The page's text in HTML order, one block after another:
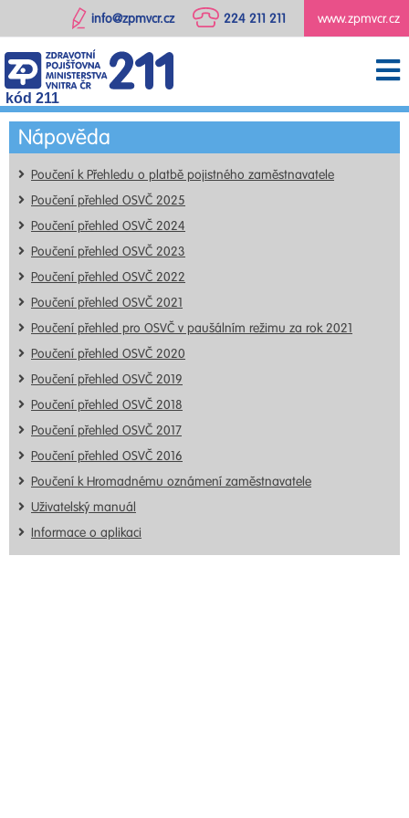
www.zpmvcr.cz
224 211 211
info@zpmvcr.cz
kód 211
Nápověda
Poučení k Přehledu o platbě pojistného zaměstnavatele
Poučení přehled OSVČ 2025
Poučení přehled OSVČ 2024
Poučení přehled OSVČ 2023
Poučení přehled OSVČ 2022
Poučení přehled OSVČ 2021
Poučení přehled pro OSVČ v paušálním režimu za rok 2021
Poučení přehled OSVČ 2020
Poučení přehled OSVČ 2019
Poučení přehled OSVČ 2018
Poučení přehled OSVČ 2017
Poučení přehled OSVČ 2016
Poučení k Hromadnému oznámení zaměstnavatele
Uživatelský manuál
Informace o aplikaci